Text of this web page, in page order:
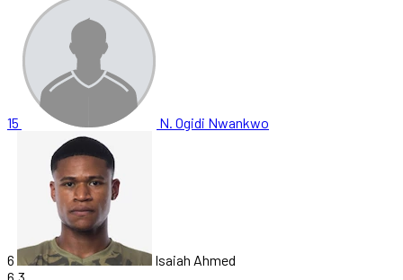
15 N. Ogidi Nwankwo
6
Isaiah Ahmed